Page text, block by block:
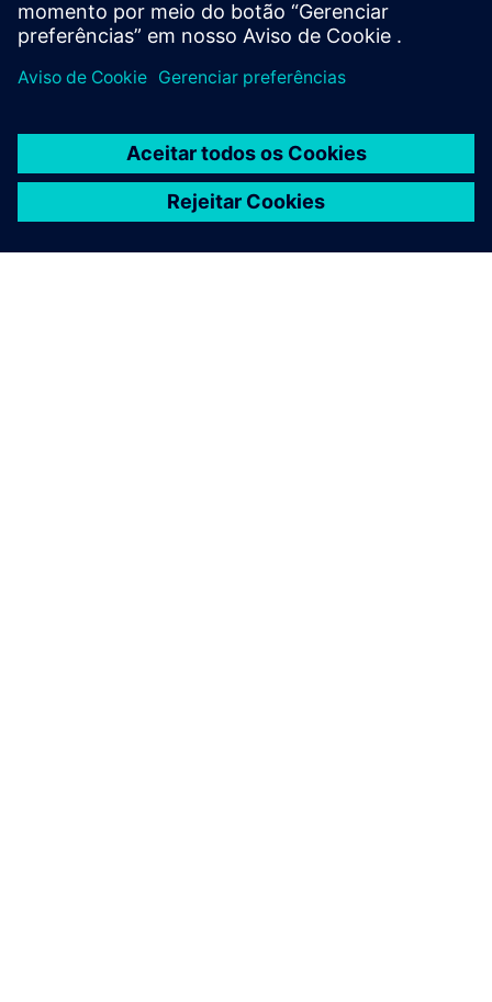
Saiba mais